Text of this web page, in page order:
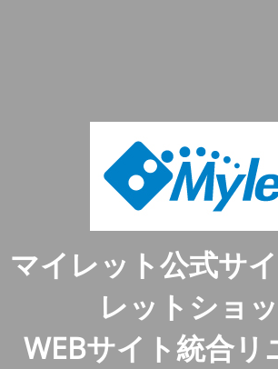
マイレット公式サ
レットショ
WEBサイト統合リ